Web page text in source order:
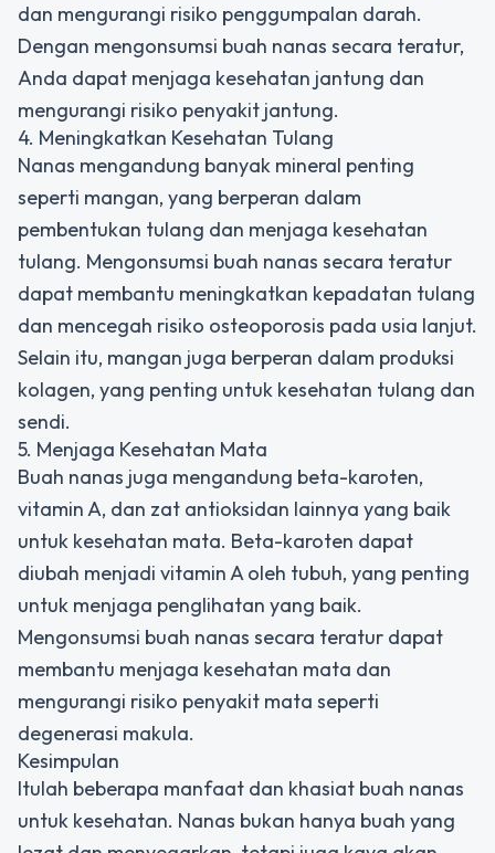
dan mengurangi risiko penggumpalan darah.
Dengan mengonsumsi buah nanas secara teratur,
Anda dapat menjaga kesehatan jantung dan
mengurangi risiko penyakit jantung.
4. Meningkatkan Kesehatan Tulang
Nanas mengandung banyak mineral penting
seperti mangan, yang berperan dalam
pembentukan tulang dan menjaga kesehatan
tulang. Mengonsumsi buah nanas secara teratur
dapat membantu meningkatkan kepadatan tulang
dan mencegah risiko osteoporosis pada usia lanjut.
Selain itu, mangan juga berperan dalam produksi
kolagen, yang penting untuk kesehatan tulang dan
sendi.
5. Menjaga Kesehatan Mata
Buah nanas juga mengandung beta-karoten,
vitamin A, dan zat antioksidan lainnya yang baik
untuk kesehatan mata. Beta-karoten dapat
diubah menjadi vitamin A oleh tubuh, yang penting
untuk menjaga penglihatan yang baik.
Mengonsumsi buah nanas secara teratur dapat
membantu menjaga kesehatan mata dan
mengurangi risiko penyakit mata seperti
degenerasi makula.
Kesimpulan
Itulah beberapa manfaat dan khasiat buah nanas
untuk kesehatan. Nanas bukan hanya buah yang